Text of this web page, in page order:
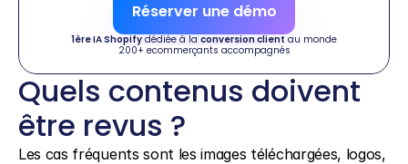
Réserver une démo
1ère IA Shopify dédiée à la conversion client au monde
200+ ecommerçants accompagnés
Quels contenus doivent
être revus ?
Les cas fréquents sont les images téléchargées, logos,